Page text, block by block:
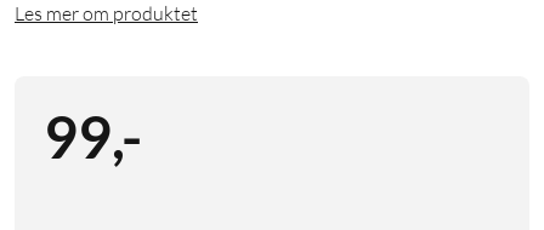
Les mer om produktet
99,-